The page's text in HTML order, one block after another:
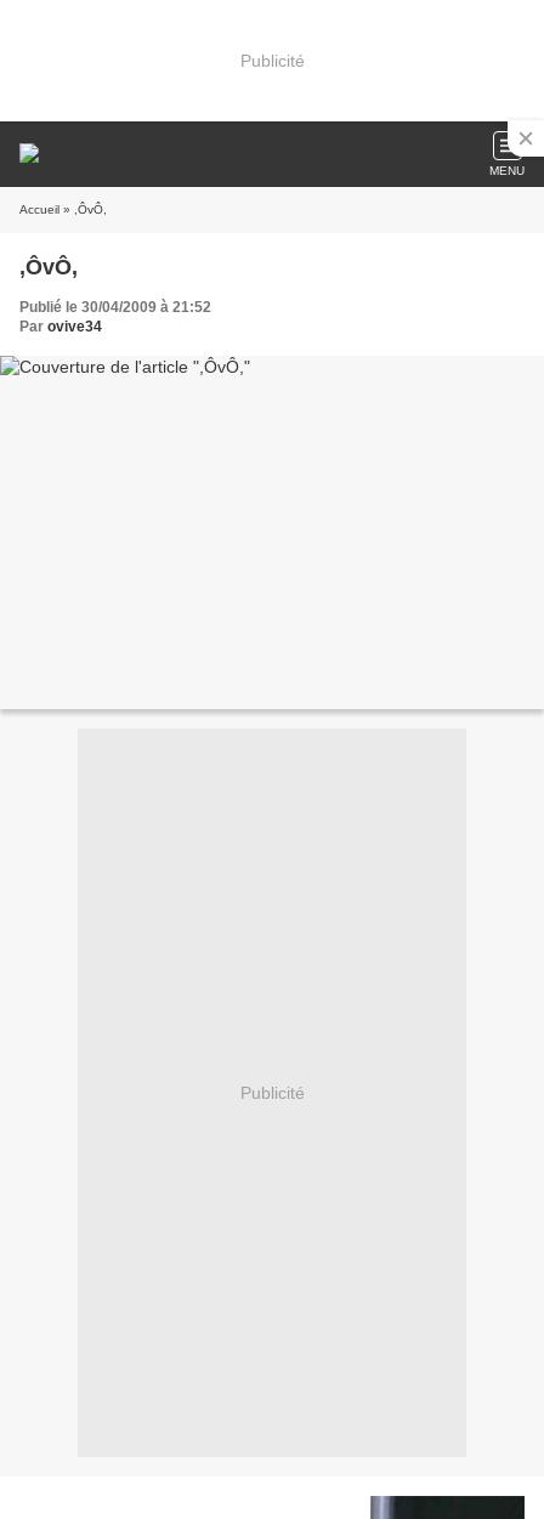
Publicité
MENU
Accueil » ,ÔvÔ,
,ÔvÔ,
Publié le 30/04/2009 à 21:52
Par ovive34
Publicité